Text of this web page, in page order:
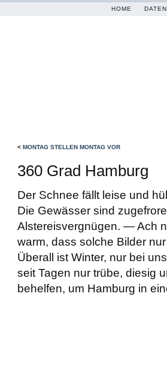
HOME
< MONTAG STELLEN MONTAG VOR
360 Grad Hamburg
Der Schnee fällt leise und
Die Gewässer sind
Alstereisvergnügen. — Ach
warm, dass solche Bilder
Überall ist Winter, nur bei
seit Tagen nur trübe, diesig
behelfen, um Hamburg in